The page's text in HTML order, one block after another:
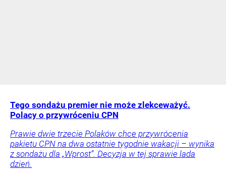
Tego sondażu premier nie może zlekceważyć.
Polacy o przywróceniu CPN
Prawie dwie trzecie Polaków chce przywrócenia
pakietu CPN na dwa ostatnie tygodnie wakacji – wynika
z sondażu dla „Wprost”. Decyzja w tej sprawie lada
dzień.